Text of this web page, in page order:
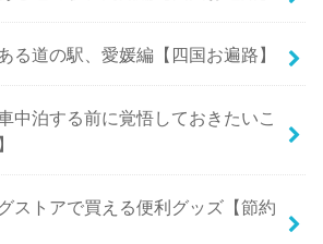
る道の駅、愛媛編【四国お遍路】
中泊する前に覚悟しておきたいこ
ストアで買える便利グッズ【節約